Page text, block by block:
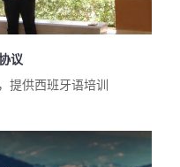
议
提供西班牙语培训